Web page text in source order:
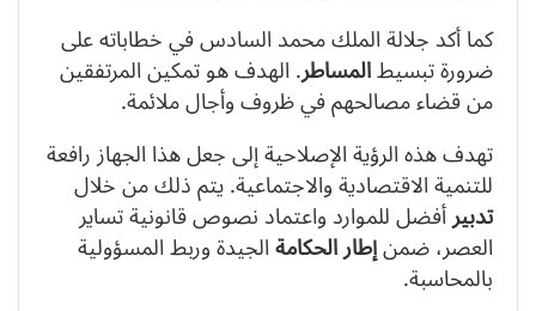
كما أكد جلالة الملك محمد السادس في خطاباته على
ضرورة تبسيطالمساطر. الهدف هو تمكين المرتفقين
من قضاء مصالحهم في ظروف وأجال ملائمة.
تهدف هذه الرؤية الإصلاحية إلى جعل هذا الجهاز رافعة
للتنمية الاقتصادية والاجتماعية. يتم ذلك من خلال
تدبيرأفضل للموارد واعتماد نصوص قانونية تساير
العصر، ضمنإطارالحكامةالجيدة وربط المسؤولية
بالمحاسبة.